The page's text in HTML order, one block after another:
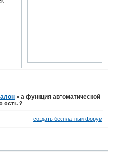
»а функция автоматической
есть ?
создать бесплатный форум